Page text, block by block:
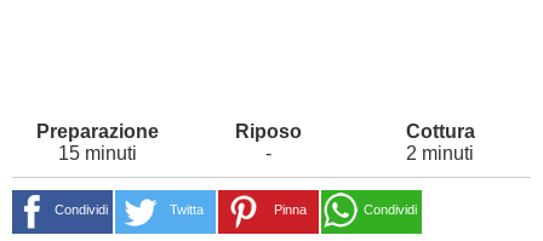
15 minuti - 2 minuti
Condividi Twitta Pinna Condividi